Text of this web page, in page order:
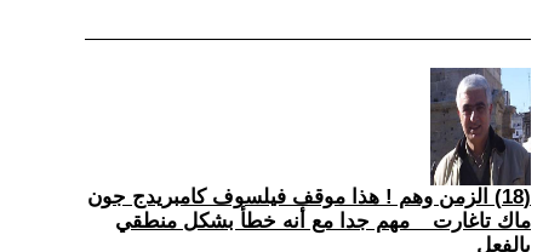
(18) الزمن وهم ! هذا موقف فيلسوف كامبريدج جون
ماك تاغارت _ مهم جدا مع أنه خطأ بشكل منطقي
بالفعل